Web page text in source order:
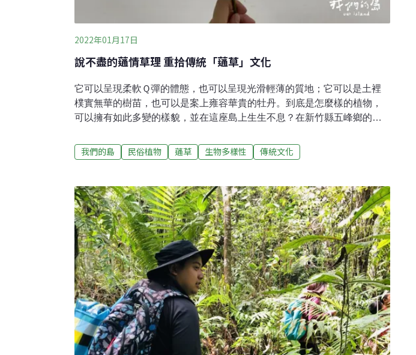
2022年01月17日
說不盡的蓪情草理 重拾傳統「蓪草」文化
它可以呈現柔軟Ｑ彈的體態，也可以呈現光滑輕薄的質地；它可以是土裡
樸實無華的樹苗，也可以是案上雍容華貴的牡丹。到底是怎麼樣的植物，
可以擁有如此多變的樣貌，並在這座島上生生不息？在新竹縣五峰鄉的花
做「蓪草」，在台灣西北部及東部海拔2000公尺以下地區，都不難發現它
的蹤跡，尤其花園村曾以蓪草作為經濟作物，居民普遍對這種植物不陌
地上，廣泛分布在中國、琉球以及台灣，同時也是台灣的原生植物。運用
耆老傳承的通脫技術，取出濕潤而柔軟的蓪草髓心，將它風乾，可以做為
天然的製紙原料。蓪草紙在19世紀，因外觀潔白透亮，與一般植物纖維製
成的紙張不同，被歐洲人稱為「米紙」，甚至一度被誤以為是由白米做
成，後來自然博物學家透過顯微鏡觀察，才揭開謎團。1852年，英國皇家
植物園園長William
我們的島 民俗植物 蓪草 生物多樣性 傳統文化